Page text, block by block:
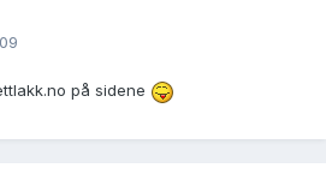
på sidene